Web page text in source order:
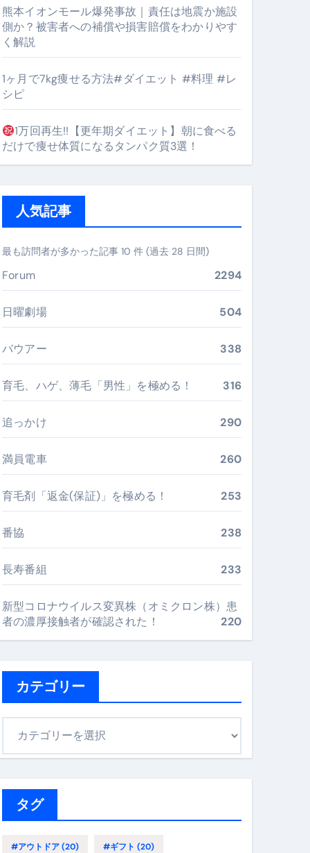
るのが独自ドメイン
安で手に入れる方法
イド
実践大全
。いま選ばれている新定番ドメイン
レ #美容 #健康 #雑学 #ナレーター #小林将大
#美容 #健康 #雑学 #ナレーター #小林将大
レ #美容 #健康 #雑学 #ナレーター #小林将大
すめ・選び方・洗い方・Q&Aまで
たの寝室に最適解を出す快眠ガイド
足腰と体幹”を育てる選び方＆続け方ガイド
目的別に失敗しない
散り対策の選び方
熊本イオンモール爆発事故｜責任は地震か施設
側か？被害者への補償や損害賠償をわかりやす
く解説
1ヶ月で7kg痩せる方法#ダイエット #料理 #レ
シピ
1万回再生!!【更年期ダイエット】朝に食べる
だけで痩せ体質になるタンパク質3選！
人気記事
最も訪問者が多かった記事 10 件 (過去 28 日間)
Forum 2294
日曜劇場 504
バウアー 338
育毛、ハゲ、薄毛「男性」を極める！ 316
追っかけ 290
満員電車 260
育毛剤「返金(保証)」を極める！ 253
番協 238
長寿番組 233
新型コロナウイルス変異株（オミクロン株）患
者の濃厚接触者が確認された！
220
カテゴリー
タグ
#アウトドア(20) #ギフト (20)